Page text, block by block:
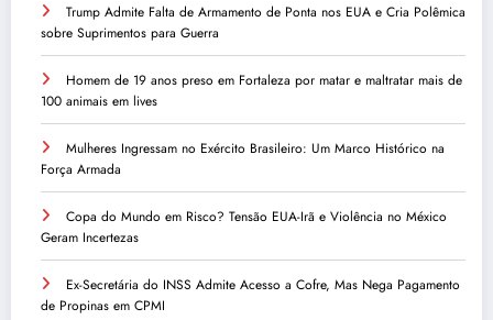
Trump Admite Falta de Armamento de Ponta nos EUA e Cria Polêmica
sobre Suprimentos para Guerra
Homem de 19 anos preso em Fortaleza por matar e maltratar mais de
100 animais em lives
Mulheres Ingressam no Exército Brasileiro: Um Marco Histórico na
Força Armada
Copa do Mundo em Risco? Tensão EUA-Irã e Violência no México
Geram Incertezas
Ex-Secretária do INSS Admite Acesso a Cofre, Mas Nega Pagamento
de Propinas em CPMI